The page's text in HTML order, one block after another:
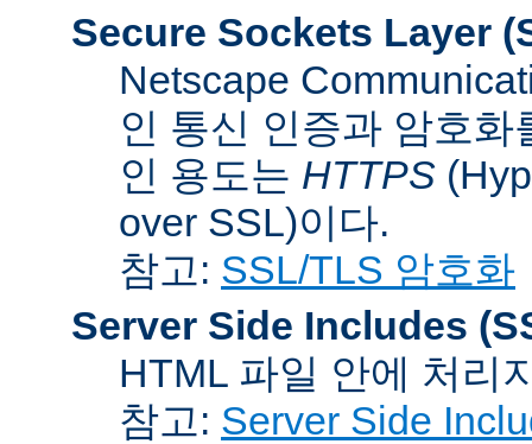
Secure Sockets Layer
Netscape
인 통신 인증과 암호
인 용도는 HTTPS
over SSL)이다.
참고: SSL/TLS 암호화
Server Side Includes
HTML 파일 안에 처리
참고: Server Side